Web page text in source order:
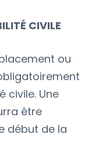
CIVILE
ou
civile. Une
être
début de la